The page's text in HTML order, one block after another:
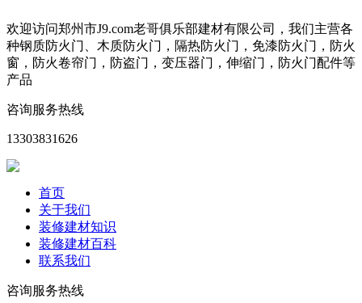
欢迎访问郑州市J9.com老哥俱乐部建材有限公司，我们主营各
种钢质防火门、木质防火门，隔热防火门，免漆防火门，防火
窗，防火卷帘门，防盗门，变压器门，伸缩门，防火门配件等
产品
咨询服务热线
13303831626
首页
关于我们
装修建材知识
装修建材百科
联系我们
咨询服务热线